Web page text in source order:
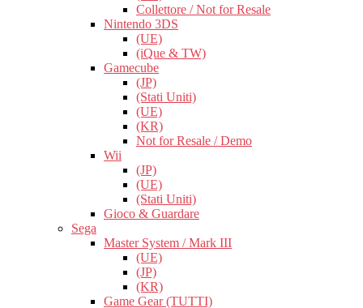
Collettore / Not for Resale
Nintendo 3DS
(UE)
(iQue & TW)
Gamecube
(JP)
(Stati Uniti)
(UE)
(KR)
Not for Resale / Demo
Wii
(JP)
(UE)
(Stati Uniti)
Gioco & Guardare
Sega
Master System / Mark III
(UE)
(JP)
(KR)
Game Gear (TUTTI)